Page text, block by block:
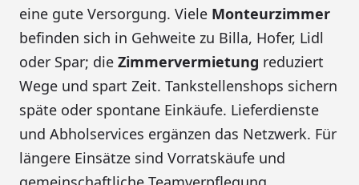
eine gute Versorgung. Viele Monteurzimmer
befinden sich in Gehweite zu Billa, Hofer, Lidl
oder Spar; die Zimmervermietung reduziert
Wege und spart Zeit. Tankstellenshops sichern
späte oder spontane Einkäufe. Lieferdienste
und Abholservices ergänzen das Netzwerk. Für
längere Einsätze sind Vorratskäufe und